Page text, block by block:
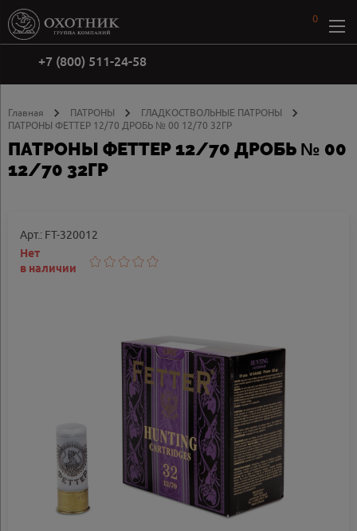
+7 (800) 511-24-58
0
Главная ПАТРОНЫ
ГЛАДКОСТВОЛЬНЫЕ ПАТРОНЫ
ПАТРОНЫ ФЕТТЕР 12/70 ДРОБЬ № 00 12/70 32ГР
ПАТРОНЫ ФЕТТЕР 12/70 ДРОБЬ № 00
12/70 32ГР
Арт.: FT-320012
Нет
в наличии